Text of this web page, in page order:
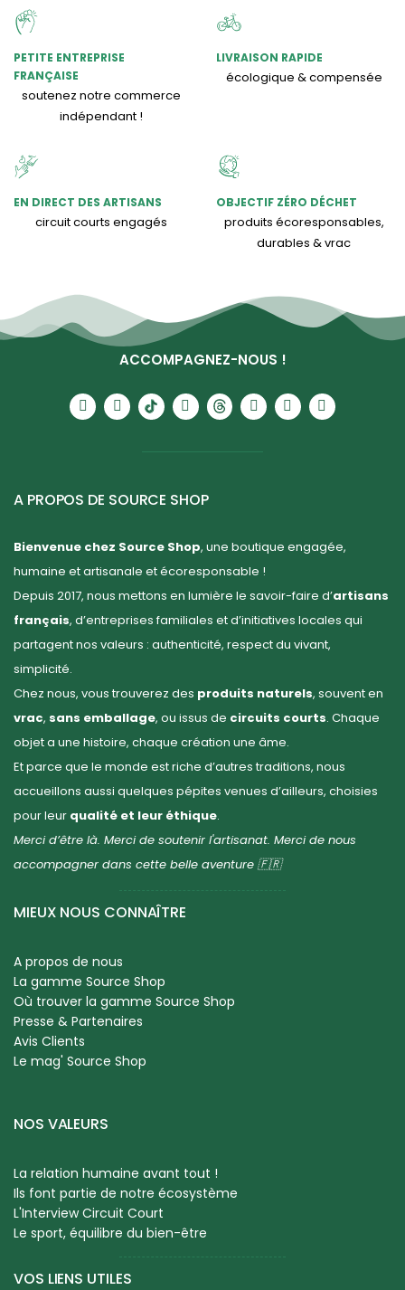
PETITE ENTREPRISE
FRANÇAISE
soutenez notre commerce
indépendant !
LIVRAISON RAPIDE
écologique & compensée
EN DIRECT DES ARTISANS
circuit courts engagés
OBJECTIF ZÉRO DÉCHET
produits écoresponsables,
durables & vrac
ACCOMPAGNEZ-NOUS !
A PROPOS DE SOURCE SHOP
Bienvenue chez Source Shop, une boutique engagée,
humaine et artisanale et écoresponsable !
Depuis 2017, nous mettons en lumière le savoir-faire d’artisans
français, d’entreprises familiales et d’initiatives locales qui
partagent nos valeurs : authenticité, respect du vivant,
simplicité.
Chez nous, vous trouverez des produits naturels, souvent en
vrac, sans emballage, ou issus de circuits courts. Chaque
objet a une histoire, chaque création une âme.
Et parce que le monde est riche d’autres traditions, nous
accueillons aussi quelques pépites venues d’ailleurs, choisies
pour leur qualité et leur éthique.
Merci d’être là. Merci de soutenir l'artisanat. Merci de nous
accompagner dans cette belle aventure 🇫🇷
MIEUX NOUS CONNAÎTRE
A propos de nous
La gamme Source Shop
Où trouver la gamme Source Shop
Presse & Partenaires
Avis Clients
Le mag' Source Shop
NOS VALEURS
La relation humaine avant tout !
Ils font partie de notre écosystème
L'Interview Circuit Court
Le sport, équilibre du bien-être
VOS LIENS UTILES